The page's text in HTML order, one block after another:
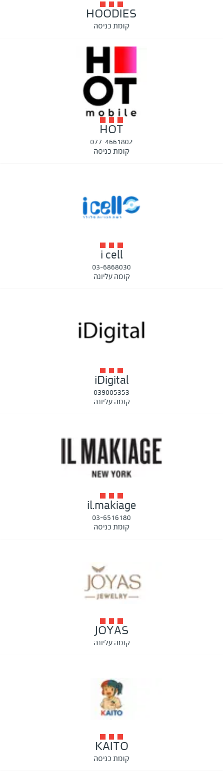
HOODIES
קומת כניסה
HOT
077-4661802
קומת כניסה
i cell
03-6868030
קומה עליונה
iDigital
039005353
קומה עליונה
il.makiage
03-6516180
קומת כניסה
JOYAS
קומה עליונה
KAITO
קומת כניסה